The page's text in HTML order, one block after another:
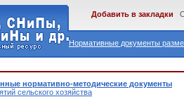
Нормативные документы
Добавить в закладки
нормативно-методические документы
сельского хозяйства